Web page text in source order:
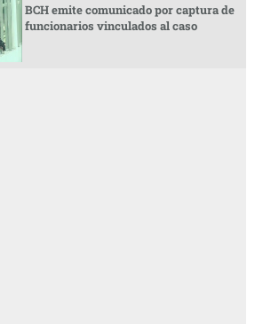
BCH emite comunicado por captura de
funcionarios vinculados al caso